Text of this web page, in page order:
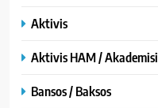
Aktivis
Aktivis HAM / Akademisi
Bansos / Baksos